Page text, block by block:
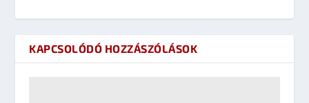
KAPCSOLÓDÓ HOZZÁSZÓLÁSOK